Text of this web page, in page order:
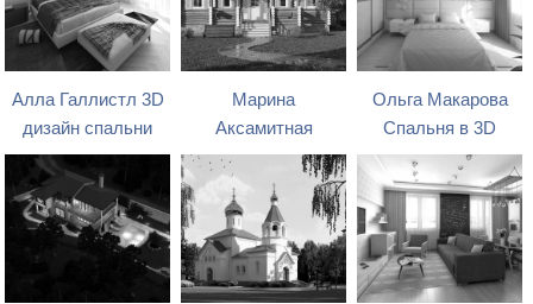
Алла Галлистл 3D
дизайн спальни
Марина
Аксамитная
Ольга Макарова
Спальня в 3D